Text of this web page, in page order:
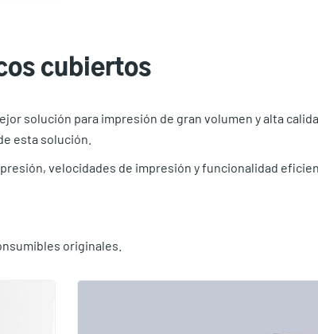
cubiertos
solución para impresión de gran volumen y alta
esta solución.
velocidades de impresión y funcionalidad
originales.